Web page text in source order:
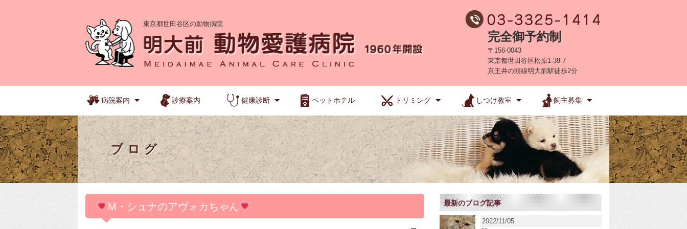
東京都世田谷区の動物病院
完全御予約制
〒156-0043
東京都世田谷区松原1-39-7
京王井の頭線明大前駅徒歩2分
病院案内 診療案内 健康診断 ペットホテル トリミング しつけ教室 飼主募集
ブログ
M・シュナのアヴォカちゃん 最新のブログ記事
2022/11/05